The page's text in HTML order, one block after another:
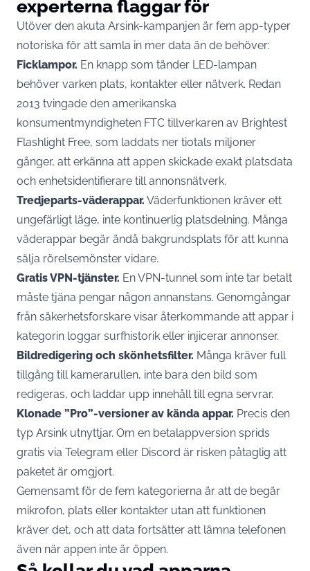
experterna flaggar för
Utöver den akuta Arsink-kampanjen är fem app-typer
notoriska för att samla in mer data än de behöver:
Ficklampor. En knapp som tänder LED-lampan
behöver varken plats, kontakter eller nätverk. Redan
2013 tvingade den amerikanska
konsumentmyndigheten FTC tillverkaren av Brightest
Flashlight Free, som laddats ner tiotals miljoner
gånger, att erkänna att appen skickade exakt platsdata
och enhetsidentifierare till annonsnätverk.
Tredjeparts-väderappar. Väderfunktionen kräver ett
ungefärligt läge, inte kontinuerlig platsdelning. Många
väderappar begär ändå bakgrundsplats för att kunna
sälja rörelsemönster vidare.
Gratis VPN-tjänster. En VPN-tunnel som inte tar betalt
måste tjäna pengar någon annanstans. Genomgångar
från säkerhetsforskare visar återkommande att appar i
kategorin loggar surfhistorik eller injicerar annonser.
Bildredigering och skönhetsfilter. Många kräver full
tillgång till kamerarullen, inte bara den bild som
redigeras, och laddar upp innehåll till egna servrar.
Klonade ”Pro”-versioner av kända appar. Precis den
typ Arsink utnyttjar. Om en betalappversion sprids
gratis via Telegram eller Discord är risken påtaglig att
paketet är omgjort.
Gemensamt för de fem kategorierna är att de begär
mikrofon, plats eller kontakter utan att funktionen
kräver det, och att data fortsätter att lämna telefonen
även när appen inte är öppen.